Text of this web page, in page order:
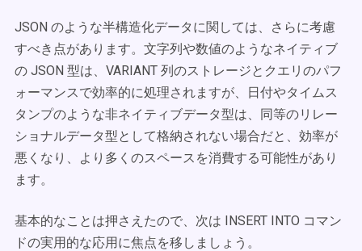
JSON のような半構造化データに関しては、さらに考慮
すべき点があります。文字列や数値のようなネイティブ
の JSON 型は、VARIANT 列のストレージとクエリのパフ
ォーマンスで効率的に処理されますが、日付やタイムス
タンプのような非ネイティブデータ型は、同等のリレー
ショナルデータ型として格納されない場合だと、効率が
悪くなり、より多くのスペースを消費する可能性があり
ます。
基本的なことは押さえたので、次は INSERT INTO コマン
ドの実用的な応用に焦点を移しましょう。